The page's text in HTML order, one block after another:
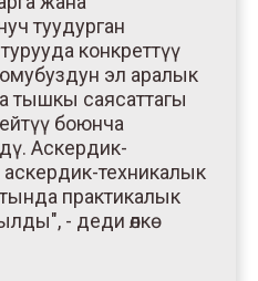
туудурган
конкреттүү
эл аралык
тышкы саясаттагы
боюнча
Аскердик-
техникалык
практикалык
- деди өлкө